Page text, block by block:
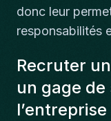
donc leur
responsabilités
Recruter
un gage
l’entreprise